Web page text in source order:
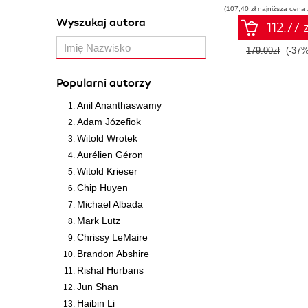
Wyszukaj autora
Popularni autorzy
Anil Ananthaswamy
Adam Józefiok
Witold Wrotek
Aurélien Géron
Witold Krieser
Chip Huyen
Michael Albada
Mark Lutz
Chrissy LeMaire
Brandon Abshire
Rishal Hurbans
Jun Shan
Haibin Li
(107,40 zł najniższa cena
112.77
179.00zł (-